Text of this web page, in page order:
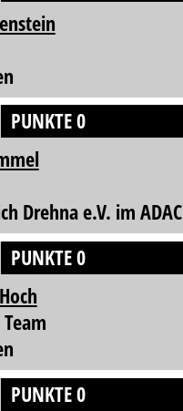
PUNKTE 0
Drehna e.V. im ADAC
PUNKTE 0
PUNKTE 0